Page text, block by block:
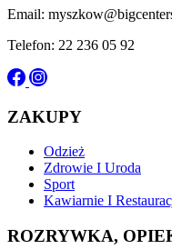
Email:
Telefon: 22 236 05 92
ZAKUPY
Odzież
Zdrowie I Uroda
Sport
Kawiarnie I
ROZRYWKA,